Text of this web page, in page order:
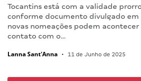
Tocantins está com a validade
conforme documento divulgado em
novas nomeações podem
contato com o…
Lanna Sant'Anna • 11 de Junho de 2025